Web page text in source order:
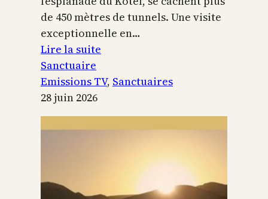
de 450 mètres de tunnels. Une visite
exceptionnelle en…
Lire la suite
Temple
Jérusalem
Sanctuaire
Emissions TV, Sanctuaires
28 juin 2026